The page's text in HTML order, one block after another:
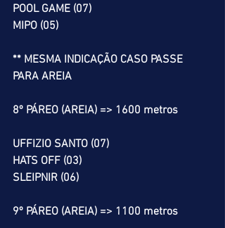
POOL GAME (07)
MIPO (05)
** MESMA INDICAÇÃO CASO PASSE
PARA AREIA
8º PÁREO (AREIA) => 1600 metros
UFFIZIO SANTO (07)
HATS OFF (03)
SLEIPNIR (06)
9º PÁREO (AREIA) => 1100 metros